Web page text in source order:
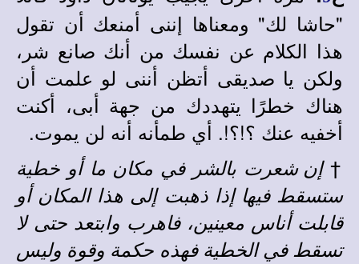
"حاشا لك" ومعناها إننى أمنعك أن تقول
هذا الكلام عن نفسك من أنك صانع شر،
ولكن يا صديقى أتظن أننى لو علمت أن
هناك خطرًا يتهددك من جهة أبى، أكنت
أخفيه عنك ؟!؟!. أي طمأنه أنه لن يموت.
†إن شعرت بالشر في مكان ما أو خطية
ستسقط فيها إذا ذهبت إلى هذا المكان أو
قابلت أناس معينين، فاهرب وابتعد حتى لا
تسقط في الخطية فهذه حكمة وقوة وليس